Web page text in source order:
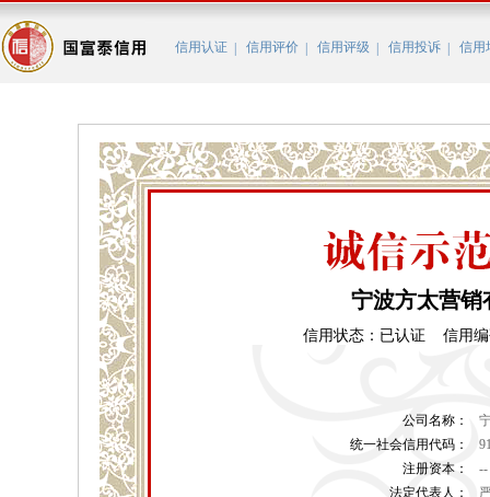
信用认证 信用评价 信用评级 信用投诉 信用
宁波方太营销
信用状态：已认证 信用编
公司名称：
统一社会信用代码：
注册资本：
--
法定代表人：